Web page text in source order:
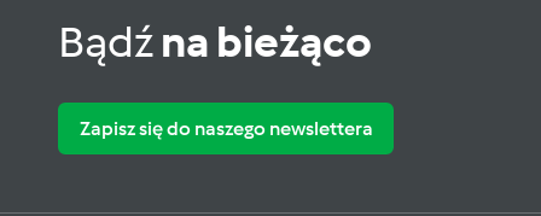
Bądźna bieżąco
Zapisz się do naszego newslettera